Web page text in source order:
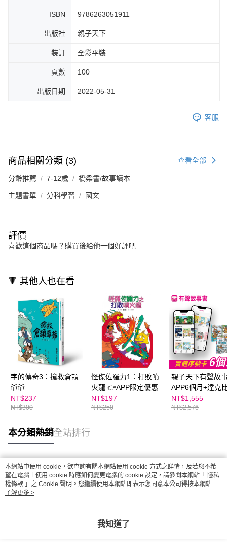
ISBN 9786263051911
出版社 親子天下
裝訂 全彩平裝
頁數 100
出版日期 2022-05-31
客服
商品相關分類 (3) 查看全部
分齡推薦 7-12歲 橋梁書/故事讀本
主題書單 分科學習 國文
評價
喜歡這個商品嗎？購買後給他一個好評吧
🔻 其他人也在看
字的傳奇3：搶救倉頡
爺爺
NT$237
NT$300
怪傑佐羅力1：打敗噴
火龍 👉APP限定優惠
NT$197
NT$250
親子天下有聲故
APP6個月+達克
1-5集入門組
NT$1,555
NT$2,576
本分類熱銷全站排行
熱門標籤
本網站中使用 cookie，欲查詢有關本網站使用 cookie 方式之詳情，及若您不希
望在電腦上使用 cookie 時應如何變更電腦的 cookie 設定，請參閱本網站「 隱私
權條款 」之 Cookie 聲明。您繼續使用本網站即表示您同意本公司得按本網站使
用條款之 Cookie 聲明使用 cookie。
了解更多 >
我知道了